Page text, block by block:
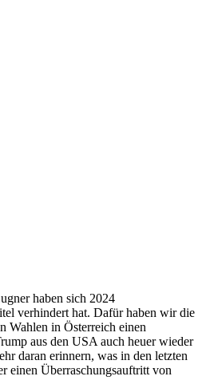
haben sich 2024
verhindert hat. Dafür haben wir die
Wahlen in Österreich einen
aus den USA auch heuer wieder
daran erinnern, was in den letzten
einen Überraschungsauftritt von